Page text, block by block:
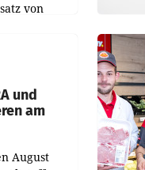
von
Plus
und
am
August